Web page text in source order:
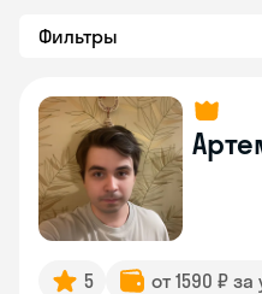
Фильтры
5 от 1590 ₽ за